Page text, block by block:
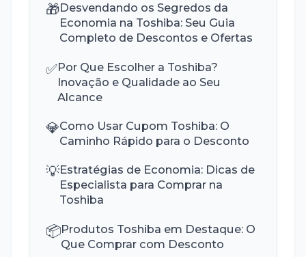
🎁Desvendando os Segredos da
Economia na Toshiba: Seu Guia
Completo de Descontos e Ofertas
✅Por Que Escolher a Toshiba?
Inovação e Qualidade ao Seu
Alcance
💎Como Usar Cupom Toshiba: O
Caminho Rápido para o Desconto
💡Estratégias de Economia: Dicas de
Especialista para Comprar na
Toshiba
📦Produtos Toshiba em Destaque: O
Que Comprar com Desconto